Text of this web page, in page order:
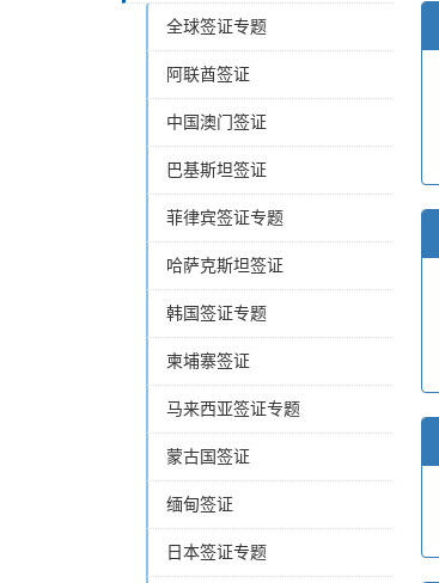
全球签证专题
阿联酋签证
中国澳门签证
巴基斯坦签证
菲律宾签证专题
哈萨克斯坦签证
韩国签证专题
柬埔寨签证
马来西亚签证专题
蒙古国签证
缅甸签证
日本签证专题